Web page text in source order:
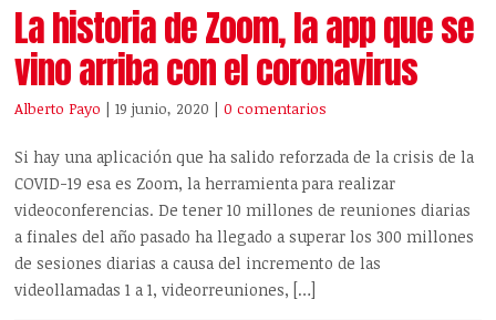
La historia de Zoom, la app que se
vino arriba con el coronavirus
Alberto Payo | 19 junio, 2020 |0 comentarios
Si hay una aplicación que ha salido reforzada de la crisis de la
COVID-19 esa es Zoom, la herramienta para realizar
videoconferencias. De tener 10 millones de reuniones diarias
a finales del año pasado ha llegado a superar los 300 millones
de sesiones diarias a causa del incremento de las
videollamadas 1 a 1, videorreuniones, […]